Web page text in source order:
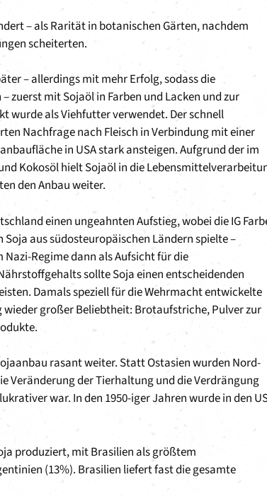
– als Rarität in botanischen Gärten, nachdem
scheiterten.
– allerdings mit mehr Erfolg, sodass die
zuerst mit Sojaöl in Farben und Lacken und zur
wurde als Viehfutter verwendet. Der schnell
Nachfrage nach Fleisch in Verbindung mit einer
in USA stark ansteigen. Aufgrund der im
Kokosöl hielt Sojaöl in die
den Anbau weiter.
einen ungeahnten Aufstieg, wobei die IG
aus südosteuropäischen Ländern spielte –
Regime dann als Aufsicht für die
sollte Soja einen entscheidenden
Damals speziell für die Wehrmacht entwickelte
großer Beliebtheit: Brotaufstriche, Pulver zur
rasant weiter. Statt Ostasien wurden Nord-
Veränderung der Tierhaltung und die Verdrängung
war. In den 1950-iger Jahren wurde in den
produziert, mit Brasilien als größtem
(13%). Brasilien liefert fast die gesamte